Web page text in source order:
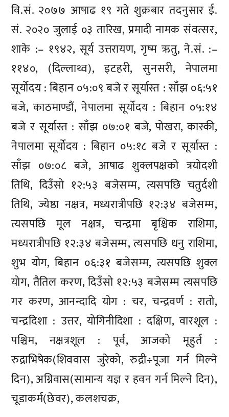
वि.सं. २०७७ आषाढ १९ गते शुक्रबार तदनुसार ई.
सं. २०२० जुलाई ०३ तारिख, प्रमादी नामक संवत्सर,
शाके :– १९४२, सूर्य उत्तरायण, गृष्म ऋतु, ने.सं. :–
११४०, (दिल्लाथ्व), इटहरी, सुनसरी, नेपालमा
सूर्योदय : बिहान ०५:०९ बजे र सूर्यास्त : साँझ ०६:५१
बजे, काठमाण्डौं, नेपालमा सूर्योदय : बिहान ०५:१४
बजे र सूर्यास्त : साँझ ०७:०१ बजे, पोखरा, कास्की,
नेपालमा सूर्योदय : बिहान ०५:१८ बजे र सूर्यास्त :
साँझ ०७:०८ बजे, आषाढ शुक्लपक्षको त्रयोदशी
तिथि, दिउँसो १२:५३ बजेसम्म, त्यसपछि चतुर्दशी
तिथि, ज्येष्ठा नक्षत्र, मध्यरात्रीपछि १२:३४ बजेसम्म,
त्यसपछि मूल नक्षत्र, चन्द्रमा बृश्चिक राशिमा,
मध्यरात्रीपछि १२:३४ बजेसम्म, त्यसपछि धनु राशिमा,
शुभ योग, बिहान ०६:३१ बजेसम्म, त्यसपछि शुक्ल
योग, तैतिल करण, दिउँसो १२:५३ बजेसम्म त्यसपछि
गर करण, आनन्दादि योग : चर, चन्द्रवर्ण : रातो,
चन्द्रदिशा : उत्तर, योगिनीदिशा : दक्षिण, वारशूल :
पश्चिम, नक्षत्रशूल : पूर्व, आजको मूहुर्त :
रुद्राभिषेक(शिववास जुरेको, रुद्री÷पूजा गर्न मिल्ने
दिन), अग्निवास(सामान्य यज्ञ र हवन गर्न मिल्ने दिन),
चूडाकर्म(छेवर), कलशचक्र,